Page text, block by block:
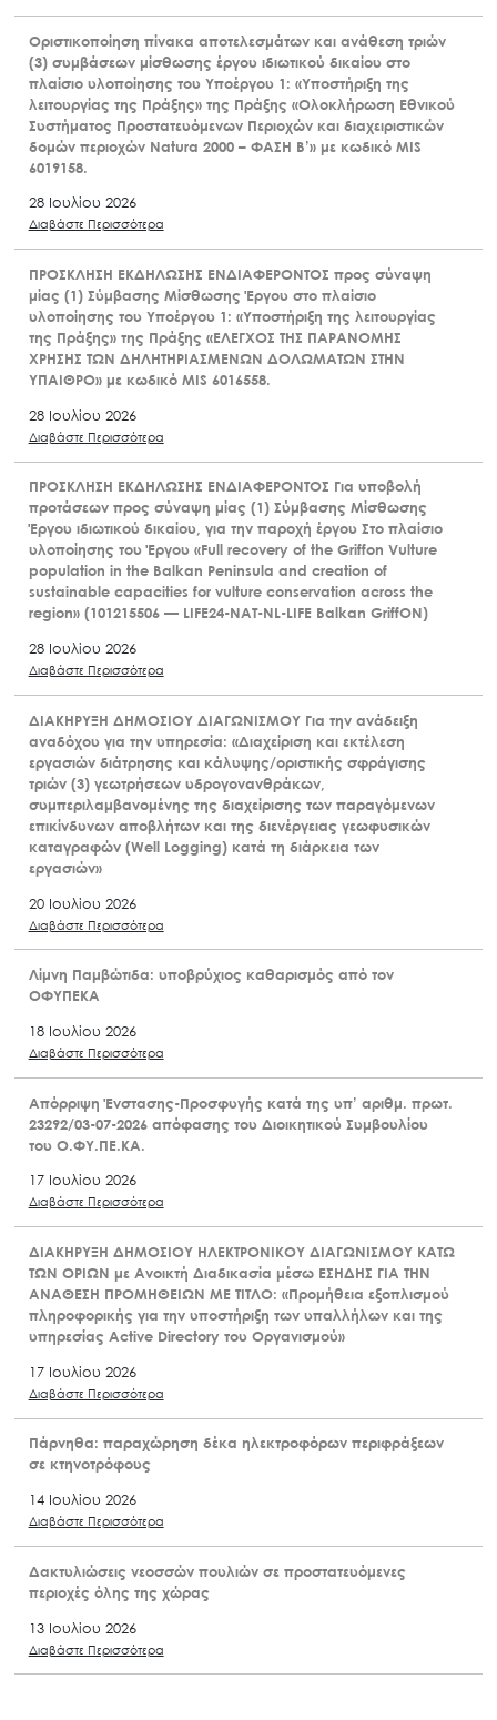
Οριστικοποίηση πίνακα αποτελεσμάτων και ανάθεση τριών
(3) συμβάσεων μίσθωσης έργου ιδιωτικού δικαίου στο
πλαίσιο υλοποίησης του Υποέργου 1: «Υποστήριξη της
λειτουργίας της Πράξης» της Πράξης «Ολοκλήρωση Εθνικού
Συστήματος Προστατευόμενων Περιοχών και διαχειριστικών
δομών περιοχών Natura 2000 – ΦΑΣΗ Β’» με κωδικό MIS
6019158.
28 Ιουλίου 2026
Διαβάστε Περισσότερα
ΠΡΟΣΚΛΗΣΗ ΕΚΔΗΛΩΣΗΣ ΕΝΔΙΑΦΕΡΟΝΤΟΣ προς σύναψη
μίας (1) Σύμβασης Μίσθωσης Έργου στο πλαίσιο
υλοποίησης του Υποέργου 1: «Υποστήριξη της λειτουργίας
της Πράξης» της Πράξης «ΕΛΕΓΧΟΣ ΤΗΣ ΠΑΡΑΝΟΜΗΣ
ΧΡΗΣΗΣ ΤΩΝ ΔΗΛΗΤΗΡΙΑΣΜΕΝΩΝ ΔΟΛΩΜΑΤΩΝ ΣΤΗΝ
ΥΠΑΙΘΡΟ» με κωδικό MIS 6016558.
28 Ιουλίου 2026
Διαβάστε Περισσότερα
ΠΡΟΣΚΛΗΣΗ ΕΚΔΗΛΩΣΗΣ ΕΝΔΙΑΦΕΡΟΝΤΟΣ Για υποβολή
προτάσεων προς σύναψη μίας (1) Σύμβασης Μίσθωσης
Έργου ιδιωτικού δικαίου, για την παροχή έργου Στο πλαίσιο
υλοποίησης του Έργου «Full recovery of the Griffon Vulture
population in the Balkan Peninsula and creation of
sustainable capacities for vulture conservation across the
region» (101215506 — LIFE24-NAT-NL-LIFE Balkan GriffON)
28 Ιουλίου 2026
Διαβάστε Περισσότερα
ΔΙΑΚΗΡΥΞΗ ΔΗΜΟΣΙΟΥ ΔΙΑΓΩΝΙΣΜΟΥ Για την ανάδειξη
αναδόχου για την υπηρεσία: «Διαχείριση και εκτέλεση
εργασιών διάτρησης και κάλυψης/οριστικής σφράγισης
τριών (3) γεωτρήσεων υδρογονανθράκων,
συμπεριλαμβανομένης της διαχείρισης των παραγόμενων
επικίνδυνων αποβλήτων και της διενέργειας γεωφυσικών
καταγραφών (Well Logging) κατά τη διάρκεια των
εργασιών»
20 Ιουλίου 2026
Διαβάστε Περισσότερα
Λίμνη Παμβώτιδα: υποβρύχιος καθαρισμός από τον
ΟΦΥΠΕΚΑ
18 Ιουλίου 2026
Διαβάστε Περισσότερα
Απόρριψη Ένστασης-Προσφυγής κατά της υπ’ αριθμ. πρωτ.
23292/03-07-2026 απόφασης του Διοικητικού Συμβουλίου
του Ο.ΦΥ.ΠΕ.ΚΑ.
17 Ιουλίου 2026
Διαβάστε Περισσότερα
ΔΙΑΚΗΡΥΞΗ ΔΗΜΟΣΙΟΥ ΗΛΕΚΤΡΟΝΙΚΟΥ ΔΙΑΓΩΝΙΣΜΟΥ ΚΑΤΩ
ΤΩΝ ΟΡΙΩΝ με Ανοικτή Διαδικασία μέσω ΕΣΗΔΗΣ ΓΙΑ ΤΗΝ
ΑΝΑΘΕΣΗ ΠΡΟΜΗΘΕΙΩΝ ΜΕ ΤΙΤΛΟ: «Προμήθεια εξοπλισμού
πληροφορικής για την υποστήριξη των υπαλλήλων και της
υπηρεσίας Active Directory του Οργανισμού»
17 Ιουλίου 2026
Διαβάστε Περισσότερα
Πάρνηθα: παραχώρηση δέκα ηλεκτροφόρων περιφράξεων
σε κτηνοτρόφους
14 Ιουλίου 2026
Διαβάστε Περισσότερα
Δακτυλιώσεις νεοσσών πουλιών σε προστατευόμενες
περιοχές όλης της χώρας
13 Ιουλίου 2026
Διαβάστε Περισσότερα